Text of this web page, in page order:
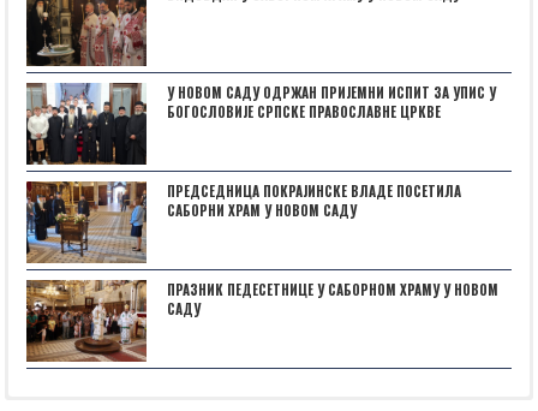
У НОВОМ САДУ ОДРЖАН ПРИЈЕМНИ ИСПИТ ЗА УПИС У
БОГОСЛОВИЈЕ СРПСКЕ ПРАВОСЛАВНЕ ЦРКВЕ
ПРЕДСЕДНИЦА ПОКРАЈИНСКЕ ВЛАДЕ ПОСЕТИЛА
САБОРНИ ХРАМ У НОВОМ САДУ
ПРАЗНИК ПЕДЕСЕТНИЦЕ У САБОРНОМ ХРАМУ У НОВОМ
САДУ